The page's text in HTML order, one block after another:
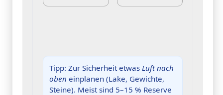
Tipp: Zur Sicherheit etwas Luft nach
oben einplanen (Lake, Gewichte,
Steine). Meist sind 5–15 % Reserve